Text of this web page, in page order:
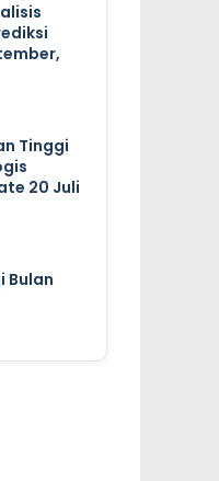
Tinggi
20 Juli
Bulan